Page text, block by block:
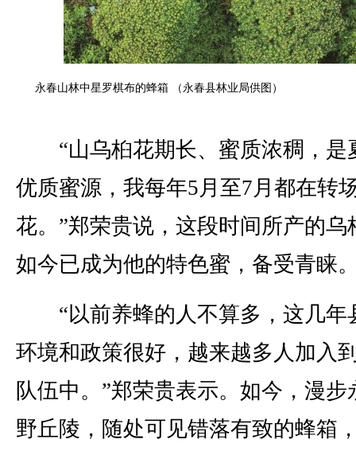
永春山林中星罗棋布的蜂箱 （永春县林业局供图）
“山乌桕花期长、蜜质浓稠，是
优质蜜源，我每年5月至7月都在转
花。”郑荣贵说，这段时间所产的乌
如今已成为他的特色蜜，备受青睐
“以前养蜂的人不算多，这几年
环境和政策很好，越来越多人加入
队伍中。”郑荣贵表示。如今，漫步
野丘陵，随处可见错落有致的蜂箱